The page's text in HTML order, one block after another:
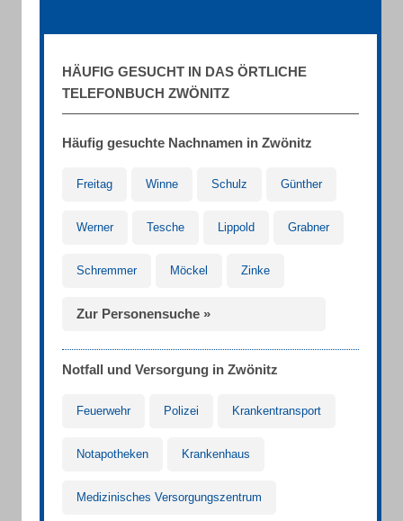
HÄUFIG GESUCHT IN DAS ÖRTLICHE
TELEFONBUCH ZWÖNITZ
Häufig gesuchte Nachnamen in Zwönitz
Freitag Winne Schulz Günther
Werner Tesche Lippold Grabner
Schremmer Möckel Zinke
Zur Personensuche »
Notfall und Versorgung in Zwönitz
Feuerwehr Polizei Krankentransport
Notapotheken Krankenhaus
Medizinisches Versorgungszentrum